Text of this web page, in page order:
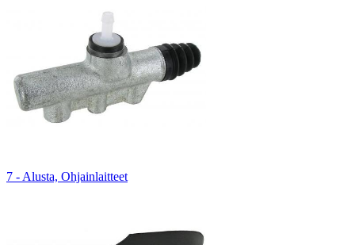
7 - Alusta, Ohjainlaitteet